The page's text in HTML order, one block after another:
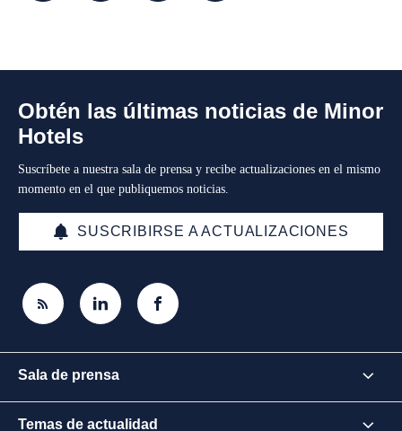
Obtén las últimas noticias de Minor
Hotels
Suscríbete a nuestra sala de prensa y recibe actualizaciones en el mismo
momento en el que publiquemos noticias.
SUSCRIBIRSE A ACTUALIZACIONES
Sala de prensa
Temas de actualidad